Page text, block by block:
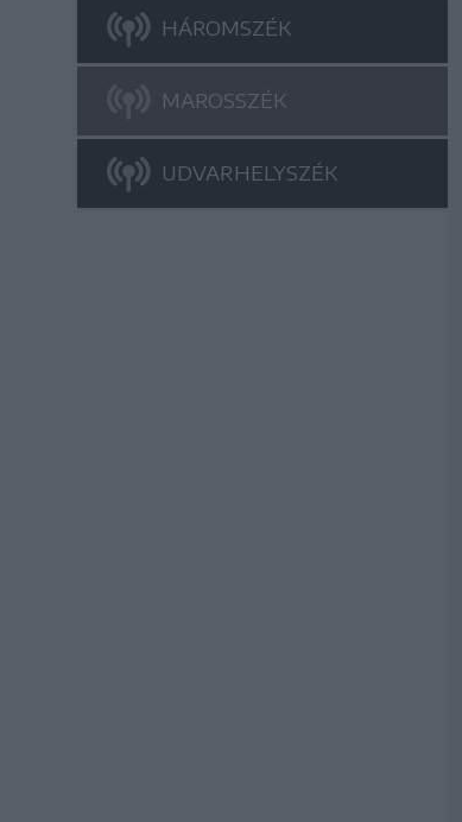
HÁROMSZÉK
MAROSSZÉK
UDVARHELYSZÉK